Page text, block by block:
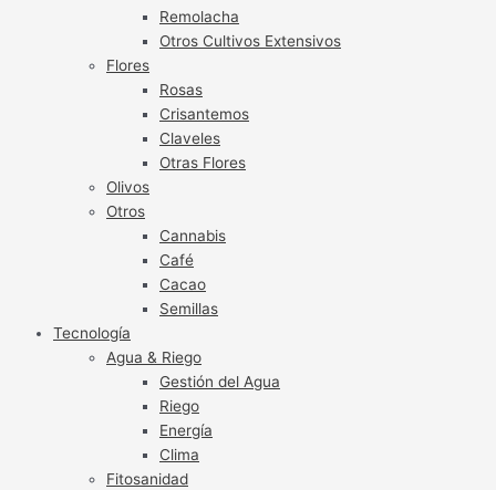
Remolacha
Otros Cultivos Extensivos
Flores
Rosas
Crisantemos
Claveles
Otras Flores
Olivos
Otros
Cannabis
Café
Cacao
Semillas
Tecnología
Agua & Riego
Gestión del Agua
Riego
Energía
Clima
Fitosanidad